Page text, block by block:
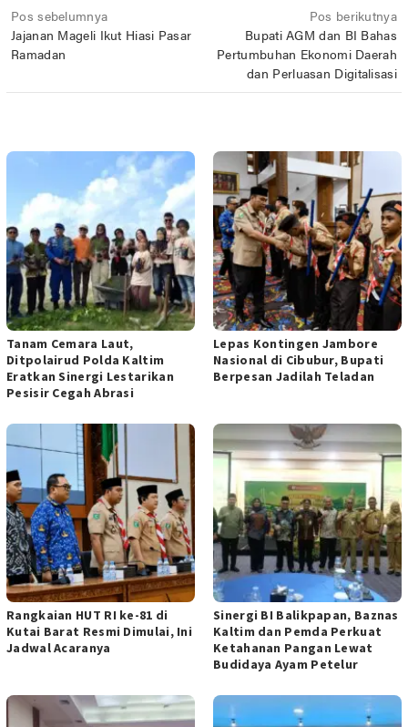
Navigasi
pos
Pos sebelumnya
Jajanan Mageli Ikut Hiasi Pasar
Ramadan
Pos berikutnya
Bupati AGM dan BI Bahas
Pertumbuhan Ekonomi Daerah
dan Perluasan Digitalisasi
Tanam Cemara Laut,
Ditpolairud Polda Kaltim
Eratkan Sinergi Lestarikan
Pesisir Cegah Abrasi
Lepas Kontingen Jambore
Nasional di Cibubur, Bupati
Berpesan Jadilah Teladan
Rangkaian HUT RI ke-81 di
Kutai Barat Resmi Dimulai, Ini
Jadwal Acaranya
Sinergi BI Balikpapan, Baznas
Kaltim dan Pemda Perkuat
Ketahanan Pangan Lewat
Budidaya Ayam Petelur